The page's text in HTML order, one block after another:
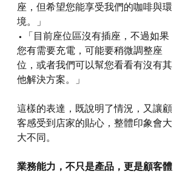
座，但希望您能享受我們的咖啡與環
境。」
您有需要充電，可能要稍微調整座
位，或者我們可以幫您看看有沒有其
他解決方案。」
這樣的表達，既說明了情況，又讓顧
客感受到店家的貼心，整體印象會大
大不同。
業務能力，不只是產品，更是顧客體